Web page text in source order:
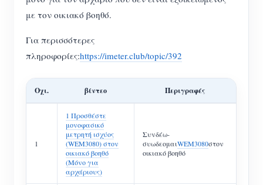
με τον οικιακό βοηθό.
Για περισσότερες
πληροφορίες:https://imeter.club/topic/392
Οχι. βίντεο Περιγραφές
1
1 Προσθέστε
μονοφασικό
μετρητή ισχύος
(WEM3080) στον
οικιακό βοηθό
(Μόνο για
αρχάριους)
Συνδέω-
συωδεομαιWEM3080στον
οικιακό βοηθό